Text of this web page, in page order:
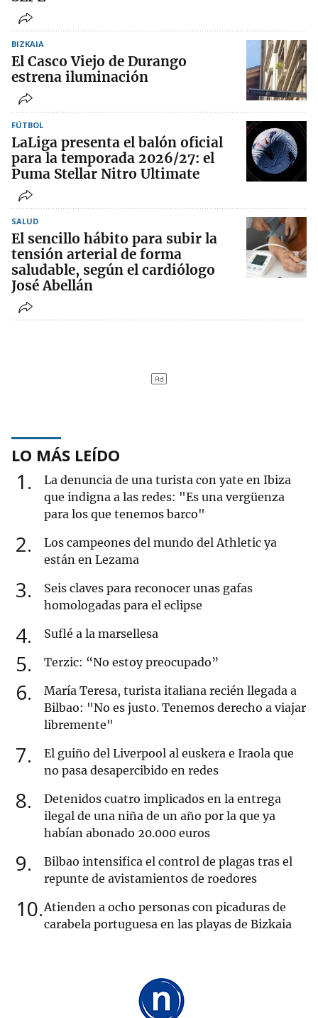
BIZKAIA
El Casco Viejo de Durango
estrena iluminación
FÚTBOL
LaLiga presenta el balón oficial
para la temporada 2026/27: el
Puma Stellar Nitro Ultimate
SALUD
El sencillo hábito para subir la
tensión arterial de forma
saludable, según el cardiólogo
José Abellán
LO MÁS LEÍDO
1
La denuncia de una turista con yate en Ibiza
que indigna a las redes: "Es una vergüenza
para los que tenemos barco"
2
Los campeones del mundo del Athletic ya
están en Lezama
3
Seis claves para reconocer unas gafas
homologadas para el eclipse
4 Suflé a la marsellesa
5 Terzic: “No estoy preocupado”
6
María Teresa, turista italiana recién llegada a
Bilbao: "No es justo. Tenemos derecho a viajar
libremente"
7
El guiño del Liverpool al euskera e Iraola que
no pasa desapercibido en redes
8
Detenidos cuatro implicados en la entrega
ilegal de una niña de un año por la que ya
habían abonado 20.000 euros
9
Bilbao intensifica el control de plagas tras el
repunte de avistamientos de roedores
10 Atienden a ocho personas con picaduras de
carabela portuguesa en las playas de Bizkaia